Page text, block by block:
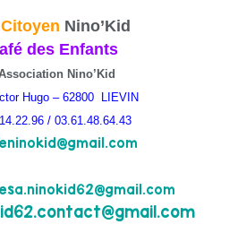
Citoyen Nino’Kid
des Enfants
Nino’Kid
Hugo – 62800 LIEVIN
/ 03.61.48.64.43